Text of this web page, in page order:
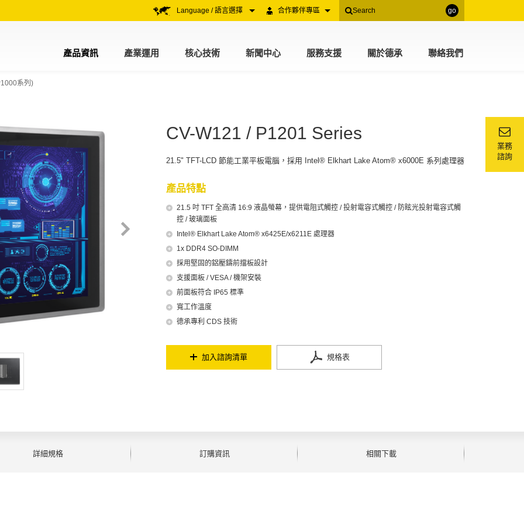
go
合作夥伴專區
Language / 語言選擇
產品資訊 產業運用 核心技術 新聞中心 服務支援 關於德承 聯絡我們
業務
諮詢
系列)
CV-W121 / P1201 Series
21.5" TFT-LCD 節能工業平板電腦，採用 Intel® Elkhart Lake Atom® x6000E 系列處理器
產品特點
21.5 吋 TFT 全高清 16:9 液晶螢幕，提供電阻式觸控 / 投射電容式觸控 / 防眩光投射電容式觸
控 / 玻璃面板
Intel® Elkhart Lake Atom® x6425E/x6211E 處理器
1x DDR4 SO-DIMM
採用堅固的鋁壓鑄前擋板設計
支援面板 / VESA / 機架安裝
前面板符合 IP65 標準
寬工作溫度
德承專利 CDS 技術
加入諮詢清單 規格表
詳細規格 訂購資訊 相關下載